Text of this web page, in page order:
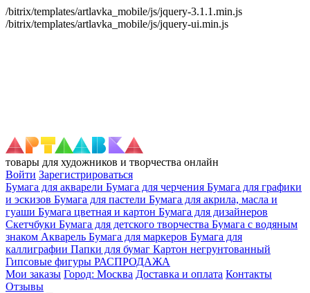
/bitrix/templates/artlavka_mobile/js/jquery-3.1.1.min.js
/bitrix/templates/artlavka_mobile/js/jquery-ui.min.js
товары для художников и творчества онлайн
Войти Зарегистрироваться
Бумага для акварели Бумага для черчения Бумага для графики
и эскизов Бумага для пастели Бумага для акрила, масла и
гуаши Бумага цветная и картон Бумага для дизайнеров
Скетчбуки Бумага для детского творчества Бумага с водяным
знаком Акварель Бумага для маркеров Бумага для
каллиграфии Папки для бумаг Картон негрунтованный
Гипсовые фигуры РАСПРОДАЖА
Мои заказы Город: Москва Доставка и оплата Контакты
Отзывы